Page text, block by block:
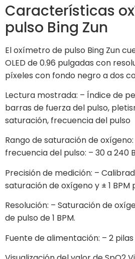
Características
pulso Bing Zun
El oxímetro de pulso Bing Zun
OLED de 0.96 pulgadas con
píxeles con fondo negro a dos
Lectura mostrada: – Índice de
barras de fuerza del pulso,
saturación, frecuencia del pulso
Rango de saturación de
frecuencia del pulso: – 30 a 240
Precisión de medición: –
saturación de oxígeno y ± 1 BPM
Resolución: – Saturación de
de pulso de 1 BPM.
Fuente de alimentación: – 2 pilas